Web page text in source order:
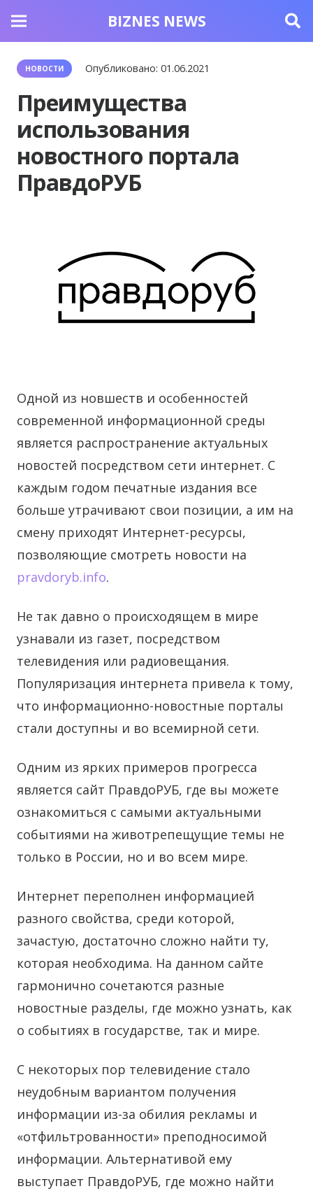
BIZNES NEWS
НОВОСТИ Опубликовано:01.06.2021
Преимущества
использования
новостного портала
ПравдоРУБ
Одной из новшеств и особенностей
современной информационной среды
является распространение актуальных
новостей посредством сети интернет. С
каждым годом печатные издания все
больше утрачивают свои позиции, а им на
смену приходят Интернет-ресурсы,
позволяющие смотреть новости на
pravdoryb.info.
Не так давно о происходящем в мире
узнавали из газет, посредством
телевидения или радиовещания.
Популяризация интернета привела к тому,
что информационно-новостные порталы
стали доступны и во всемирной сети.
Одним из ярких примеров прогресса
является сайт ПравдоРУБ, где вы можете
ознакомиться с самыми актуальными
событиями на животрепещущие темы не
только в России, но и во всем мире.
Интернет переполнен информацией
разного свойства, среди которой,
зачастую, достаточно сложно найти ту,
которая необходима. На данном сайте
гармонично сочетаются разные
новостные разделы, где можно узнать, как
о событиях в государстве, так и мире.
С некоторых пор телевидение стало
неудобным вариантом получения
информации из-за обилия рекламы и
«отфильтрованности» преподносимой
информации. Альтернативой ему
выступает ПравдоРУБ, где можно найти